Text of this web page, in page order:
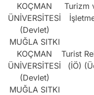
KOÇMAN
ÜNİVERSİTESİ
(Devlet)
Turizm
MUĞLA SITKI
KOÇMAN
ÜNİVERSİTESİ
(Devlet)
Turist
(İÖ)
MUĞLA SITKI